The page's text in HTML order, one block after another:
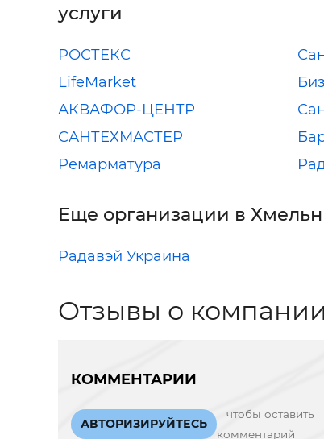
услуги
РОСТЕКС
LifeMarket
АКВАФОР-ЦЕНТР
САНТЕХМАСТЕР
Ремарматура
Еще организации в
Радавэй Украина
Отзывы о компании
КОММЕНТАРИИ
АВТОРИЗИРУЙТЕСЬ
чтобы оставить
комментарий